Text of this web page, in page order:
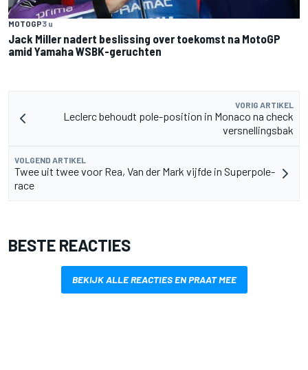
MOTOGP3 u
Jack Miller nadert beslissing over toekomst na MotoGP
amid Yamaha WSBK-geruchten
VORIG ARTIKEL
Leclerc behoudt pole-position in Monaco na check
versnellingsbak
VOLGEND ARTIKEL
Twee uit twee voor Rea, Van der Mark vijfde in Superpole-
race
BESTE REACTIES
BEKIJK ALLE REACTIES EN PRAAT MEE